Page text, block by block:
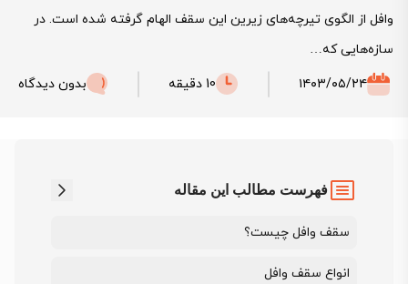
وافل از الگوی تیرچه‌های زیرین این سقف الهام گرفته شده است. در
سازه‌هایی که…
۱۴۰۳/۰۵/۲۴
10 دقیقه بدون دیدگاه
فهرست مطالب این مقاله
سقف وافل چیست؟
انواع سقف وافل